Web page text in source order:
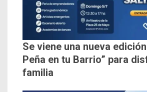
Se viene una nueva
Peña en tu Barrio” para
familia